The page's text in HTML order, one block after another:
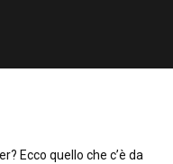
Ecco quello che c’è da